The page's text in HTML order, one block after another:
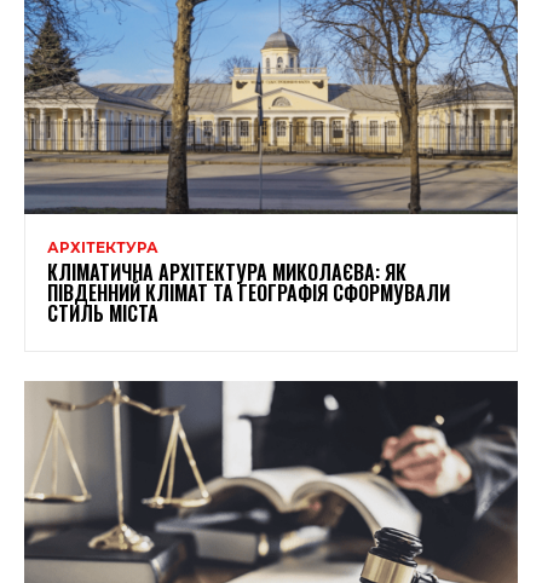
АРХІТЕКТУРА
КЛІМАТИЧНА АРХІТЕКТУРА МИКОЛАЄВА: ЯК
ПІВДЕННИЙ КЛІМАТ ТА ГЕОГРАФІЯ СФОРМУВАЛИ
СТИЛЬ МІСТА